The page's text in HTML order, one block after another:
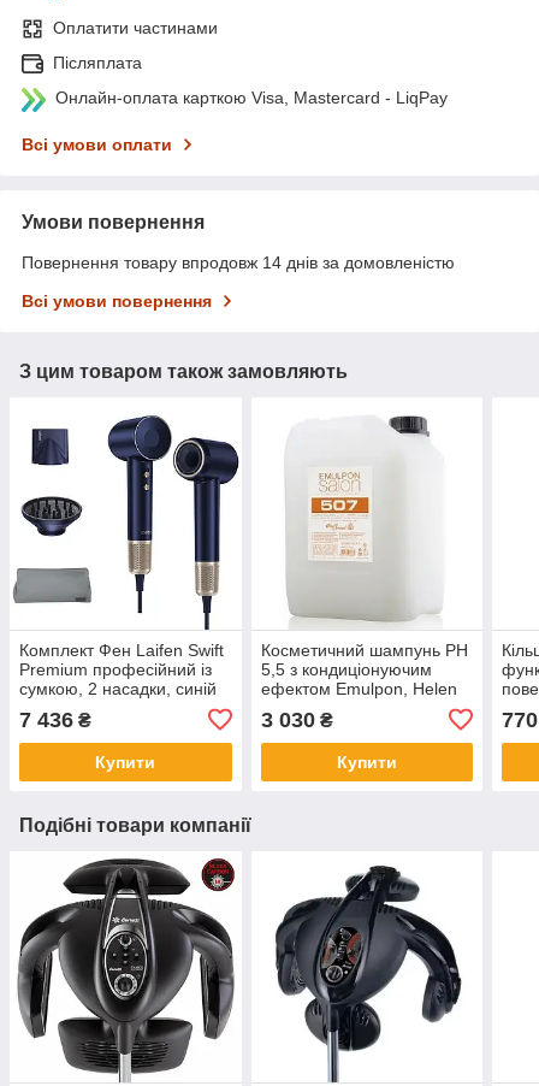
Оплатити частинами
Післяплата
Онлайн-оплата карткою Visa, Mastercard - LiqPay
Всі умови оплати
Умови повернення
Повернення товару впродовж 14 днів за домовленістю
Всі умови повернення
З цим товаром також замовляють
Комплект Фен Laifen Swift
Premium професійний із
сумкою, 2 насадки, синій
7 436 ₴
Купити
Косметичний шампунь PН
5,5 з кондиціонуючим
ефектом Emulpon, Helen
3 030₴
Купити
770
Подібні товари компанії